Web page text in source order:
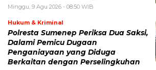
Minggu, 9 Agu 2026 - 08:50 WIB
Hukum & Kriminal
Polresta Sumenep Periksa Dua Saksi,
Dalami Pemicu Dugaan
Penganiayaan yang Diduga
Berkaitan dengan Perselingkuhan